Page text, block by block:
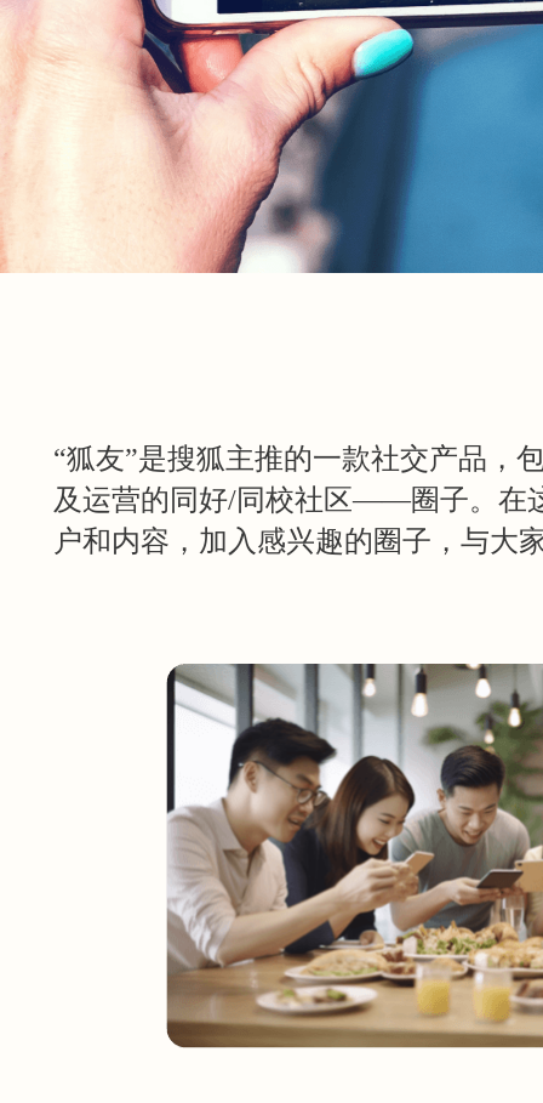
“狐友”是搜狐主推的一款社交产品，
及运营的同好/同校社区——圈子。在
户和内容，加入感兴趣的圈子，与大